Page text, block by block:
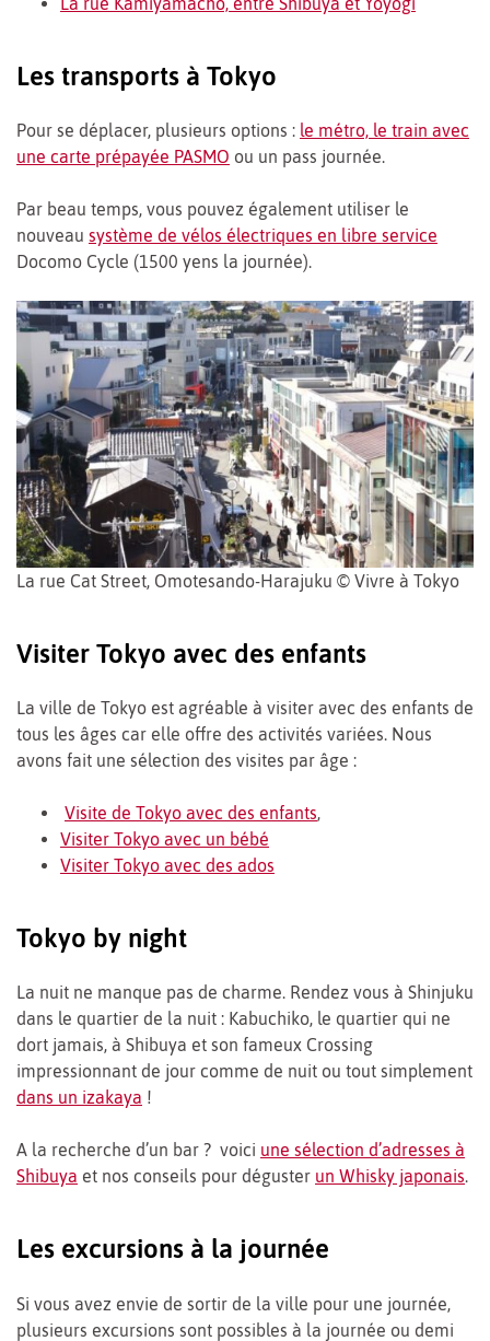
Les transports à Tokyo
Pour se déplacer, plusieurs options : le métro, le train avec
une carte prépayée PASMO ou un pass journée.
Par beau temps, vous pouvez également utiliser le
nouveau système de vélos électriques en libre service
Docomo Cycle (1500 yens la journée).
La rue Cat Street, Omotesando-Harajuku © Vivre à Tokyo
Visiter Tokyo avec des enfants
La ville de Tokyo est agréable à visiter avec des enfants de
tous les âges car elle offre des activités variées. Nous
avons fait une sélection des visites par âge :
Visite de Tokyo avec des enfants,
Visiter Tokyo avec un bébé
Visiter Tokyo avec des ados
Tokyo by night
La nuit ne manque pas de charme. Rendez vous à Shinjuku
dans le quartier de la nuit : Kabuchiko, le quartier qui ne
dort jamais, à Shibuya et son fameux Crossing
impressionnant de jour comme de nuit ou tout simplement
dans un izakaya !
A la recherche d’un bar ? voici une sélection d’adresses à
Shibuya et nos conseils pour déguster un Whisky japonais.
Les excursions à la journée
Si vous avez envie de sortir de la ville pour une journée,
plusieurs excursions sont possibles à la journée ou demi